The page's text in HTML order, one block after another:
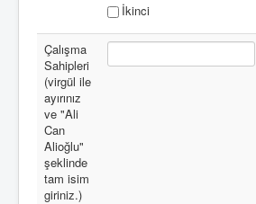
İkinci
Çalışma
Sahipleri
(virgül ile
ayırınız
ve "Ali
Can
Alioğlu"
şeklinde
tam isim
giriniz.)